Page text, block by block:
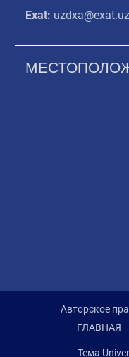
Exat: uzdxa@exat.uz
Авторское
ГЛАВНАЯ
Тема